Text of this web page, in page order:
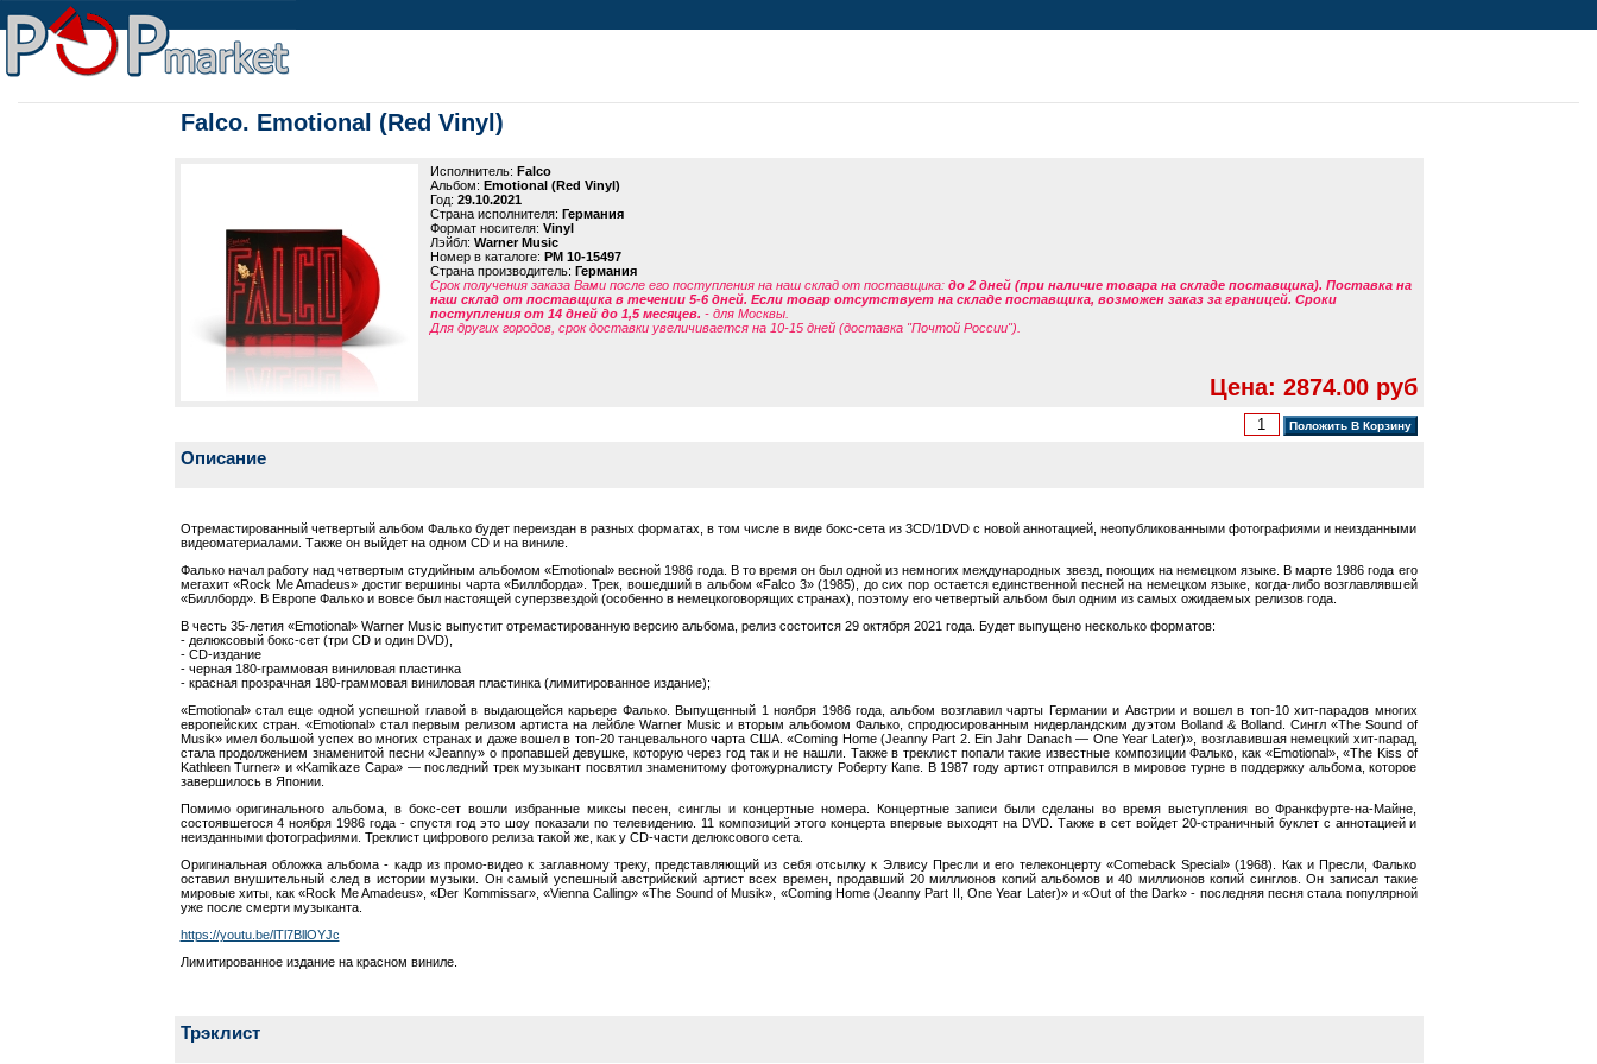
Falco. Emotional (Red Vinyl)
Исполнитель: Falco
Альбом: Emotional (Red Vinyl)
Год: 29.10.2021
Страна исполнителя: Германия
Формат носителя: Vinyl
Лэйбл: Warner Music
Номер в каталоге: PM 10-15497
Страна производитель: Германия
Срок получения заказа Вами после его поступления на наш склад от поставщика: до 2 дней (при наличие товара на складе поставщика). Поставка на
наш склад от поставщика в течении 5-6 дней. Если товар отсутствует на складе поставщика, возможен заказ за границей. Сроки
поступления от 14 дней до 1,5 месяцев. - для Москвы.
Для других городов, срок доставки увеличивается на 10-15 дней (доставка "Почтой России").
Цена: 2874.00 руб
Описание
Отремастированный четвертый альбом Фалько будет переиздан в разных форматах, в том числе в виде бокс-сета из 3CD/1DVD с новой аннотацией, неопубликованными фотографиями и неизданными
видеоматериалами. Также он выйдет на одном CD и на виниле.
Фалько начал работу над четвертым студийным альбомом «Emotional» весной 1986 года. В то время он был одной из немногих международных звезд, поющих на немецком языке. В марте 1986 года его
мегахит «Rock Me Amadeus» достиг вершины чарта «Биллборда». Трек, вошедший в альбом «Falco 3» (1985), до сих пор остается единственной песней на немецком языке, когда-либо возглавлявшей
«Биллборд». В Европе Фалько и вовсе был настоящей суперзвездой (особенно в немецкоговорящих странах), поэтому его четвертый альбом был одним из самых ожидаемых релизов года.
В честь 35-летия «Emotional» Warner Music выпустит отремастированную версию альбома, релиз состоится 29 октября 2021 года. Будет выпущено несколько форматов:
- делюксовый бокс-сет (три CD и один DVD),
- CD-издание
- черная 180-граммовая виниловая пластинка
- красная прозрачная 180-граммовая виниловая пластинка (лимитированное издание);
«Emotional» стал еще одной успешной главой в выдающейся карьере Фалько. Выпущенный 1 ноября 1986 года, альбом возглавил чарты Германии и Австрии и вошел в топ-10 хит-парадов многих
европейских стран. «Emotional» стал первым релизом артиста на лейбле Warner Music и вторым альбомом Фалько, спродюсированным нидерландским дуэтом Bolland & Bolland. Сингл «The Sound of
Musik» имел большой успех во многих странах и даже вошел в топ-20 танцевального чарта США. «Coming Home (Jeanny Part 2. Ein Jahr Danach — One Year Later)», возглавившая немецкий хит-парад,
стала продолжением знаменитой песни «Jeanny» о пропавшей девушке, которую через год так и не нашли. Также в треклист попали такие известные композиции Фалько, как «Emotional», «The Kiss of
Kathleen Turner» и «Kamikaze Capa» — последний трек музыкант посвятил знаменитому фотожурналисту Роберту Капе. В 1987 году артист отправился в мировое турне в поддержку альбома, которое
завершилось в Японии.
Помимо оригинального альбома, в бокс-сет вошли избранные миксы песен, синглы и концертные номера. Концертные записи были сделаны во время выступления во Франкфурте-на-Майне,
состоявшегося 4 ноября 1986 года - спустя год это шоу показали по телевидению. 11 композиций этого концерта впервые выходят на DVD. Также в сет войдет 20-страничный буклет с аннотацией и
неизданными фотографиями. Треклист цифрового релиза такой же, как у CD-части делюксового сета.
Оригинальная обложка альбома - кадр из промо-видео к заглавному треку, представляющий из себя отсылку к Элвису Пресли и его телеконцерту «Comeback Special» (1968). Как и Пресли, Фалько
оставил внушительный след в истории музыки. Он самый успешный австрийский артист всех времен, продавший 20 миллионов копий альбомов и 40 миллионов копий синглов. Он записал такие
мировые хиты, как «Rock Me Amadeus», «Der Kommissar», «Vienna Calling» «The Sound of Musik», «Coming Home (Jeanny Part II, One Year Later)» и «Out of the Dark» - последняя песня стала популярной
уже после смерти музыканта.
https://youtu.be/lTl7BllOYJc
Лимитированное издание на красном виниле.
Трэклист